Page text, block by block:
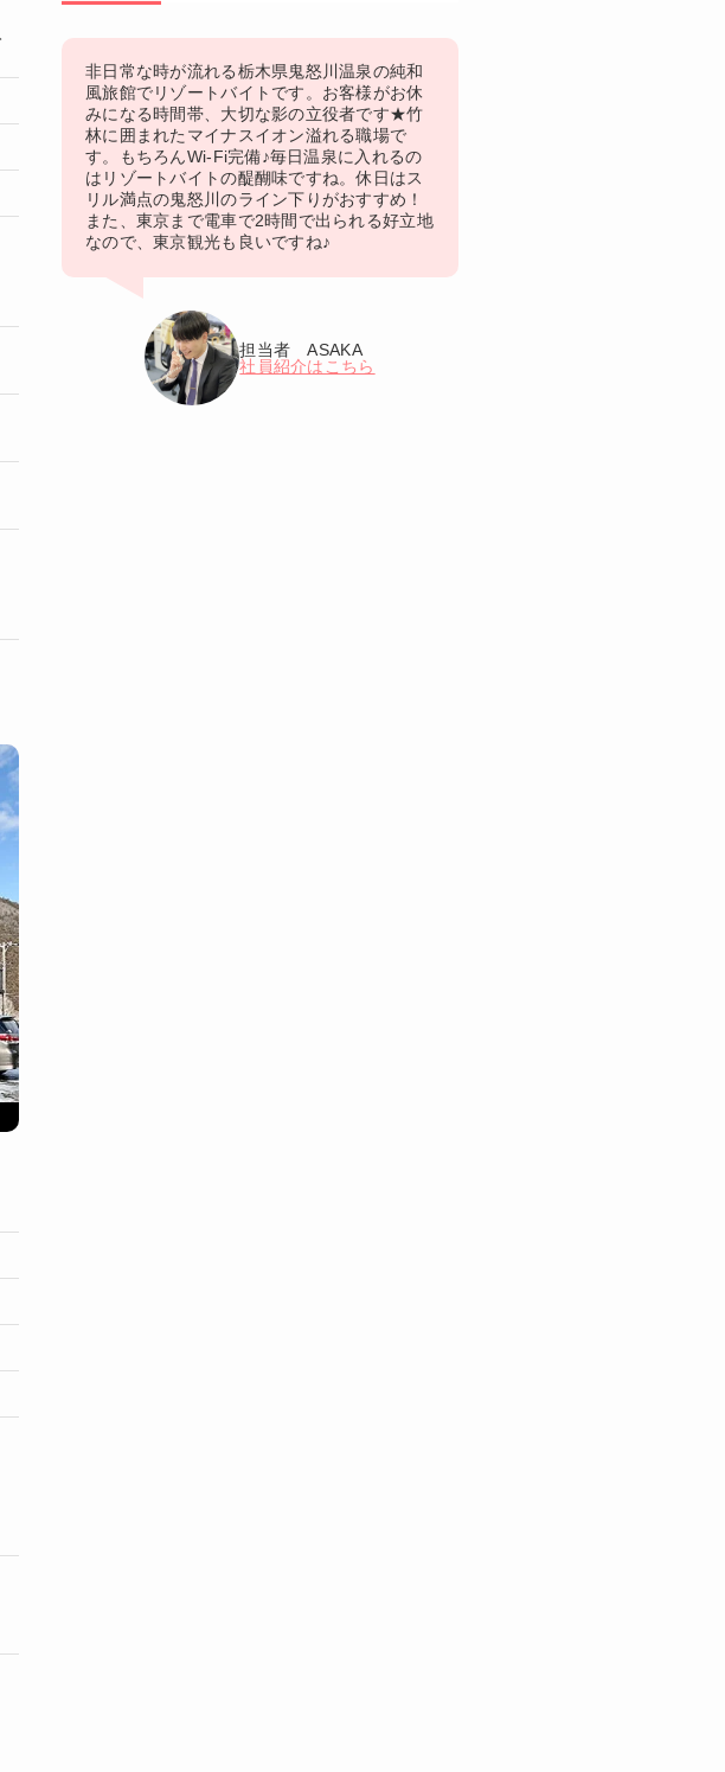
非日常な時が流れる栃木県鬼怒川温泉の純和
風旅館でリゾートバイトです。お客様がお休
みになる時間帯、大切な影の立役者です★竹
林に囲まれたマイナスイオン溢れる職場で
す。もちろんWi-Fi完備♪毎日温泉に入れるの
はリゾートバイトの醍醐味ですね。休日はス
リル満点の鬼怒川のライン下りがおすすめ！
また、東京まで電車で2時間で出られる好立地
なので、東京観光も良いですね♪
担当者 ASAKA
社員紹介はこちら